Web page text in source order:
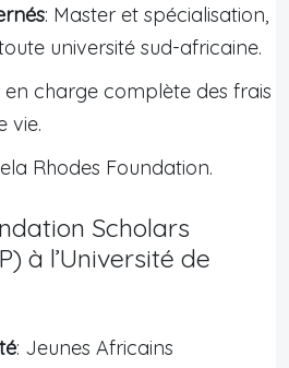
: Master et spécialisation,
université sud-africaine.
en charge complète des frais
vie.
Rhodes Foundation.
Scholars
à l’Université de
: Jeunes Africains